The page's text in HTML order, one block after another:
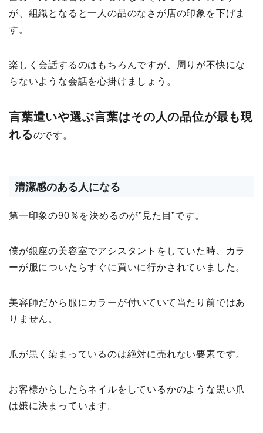
が、組織となると一人の品のなさが店の印象を下げま
す。
楽しく会話するのはもちろんですが、周りが不快にな
らないような会話を心掛けましょう。
言葉遣いや選ぶ言葉はその人の品位が最も現
れるのです。
清潔感のある人になる
第一印象の90％を決めるのが”見た目”です。
僕が銀座の美容室でアシスタントをしていた時、カラ
ーが服についたらすぐに買いに行かされていました。
美容師だから服にカラーが付いていて当たり前ではあ
りません。
爪が黒く染まっているのは絶対に売れない要素です。
お客様からしたらネイルをしているかのような黒い爪
は嫌に決まっています。